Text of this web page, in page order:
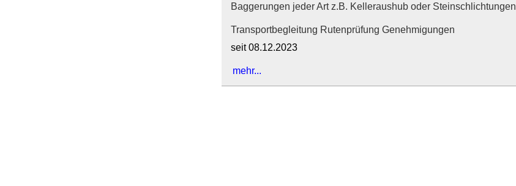
Baggerungen jeder Art z.B. Kelleraushub oder Steinschlichtungen
Transportbegleitung Rutenprüfung Genehmigungen
seit 08.12.2023
mehr...